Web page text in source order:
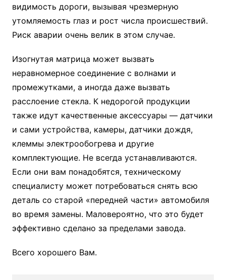
видимость дороги, вызывая чрезмерную
утомляемость глаз и рост числа происшествий.
Риск аварии очень велик в этом случае.
Изогнутая матрица может вызвать
неравномерное соединение с волнами и
промежутками, а иногда даже вызвать
расслоение стекла. К недорогой продукции
также идут качественные аксессуары — датчики
и сами устройства, камеры, датчики дождя,
клеммы электрообогрева и другие
комплектующие. Не всегда устанавливаются.
Если они вам понадобятся, техническому
специалисту может потребоваться снять всю
деталь со старой «передней части» автомобиля
во время замены. Маловероятно, что это будет
эффективно сделано за пределами завода.
Всего хорошего Вам.